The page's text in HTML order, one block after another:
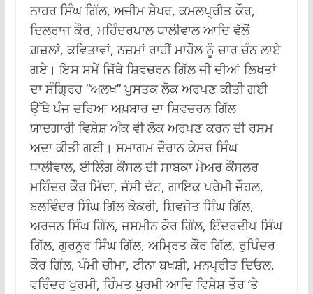
ਨਾਹਰ ਸਿੰਘ ਗਿੱਲ, ਅਜੀਮ ਸ਼ੇਖਰ, ਕਮਲਪ੍ਰੀਤ ਕੌਰ,
ਦਿਲਰਾਜ ਕੌਰ, ਮਹਿੰਦਰਪਾਲ ਧਾਲੀਵਾਲ ਆਦਿ ਵੱਲੋਂ
ਗ਼ਜ਼ਲਾਂ, ਕਵਿਤਾਵਾਂ, ਨਜ਼ਮਾਂ ਰਾਹੀਂ ਮਾਹੌਲ ਨੂੰ ਚਾਰ ਚੰਨ ਲਾਏ
ਗਏ। ਇਸ ਸਮੇਂ ਜਿੱਥੇ ਸ਼ਿਵਚਰਨ ਗਿੱਲ ਜੀ ਦੀਆਂ ਲਿਖਤਾਂ
ਦਾ ਸੰਗ੍ਰਿਹ “ਅਲਖ” ਪੁਸਤਕ ਲੋਕ ਅਰਪਣ ਕੀਤੀ ਗਈ
ਉੱਥੇ ਪੰਜ ਦਰਿਆ ਅਖ਼ਬਾਰ ਦਾ ਸ਼ਿਵਚਰਨ ਗਿੱਲ
ਯਾਦਗਾਰੀ ਵਿਸ਼ੇਸ਼ ਅੰਕ ਵੀ ਲੋਕ ਅਰਪਣ ਕਰਨ ਦੀ ਰਸਮ
ਅਦਾ ਕੀਤੀ ਗਈ। ਸਮਾਗਮ ਦੌਰਾਨ ਕੇਸਰ ਸਿੰਘ
ਧਾਲੀਵਾਲ, ਈਲਿੰਗ ਕੌਂਸਲ ਦੀ ਸਾਬਕਾ ਮੇਅਰ ਕੌਂਸਲਰ
ਮਹਿੰਦਰ ਕੌਰ ਮਿੱਢਾ, ਜੱਸੀ ਢੱਟ, ਗਾਇਕ ਪਰੇਮੀ ਜੌਹਲ,
ਬਲਵਿੰਦਰ ਸਿੰਘ ਗਿੱਲ ਕੋਕਰੀ, ਸ਼ਿਵਜੋਤ ਸਿੰਘ ਗਿੱਲ,
ਅਰਜਨ ਸਿੰਘ ਗਿੱਲ, ਜਸਮੀਨ ਕੌਰ ਗਿੱਲ, ਇੰਦਰਦੀਪ ਸਿੰਘ
ਗਿੱਲ, ਗੁਰਨੂਰ ਸਿੰਘ ਗਿੱਲ, ਅਮ੍ਰਿਤ ਕੌਰ ਗਿੱਲ, ਰੁਪਿੰਦਰ
ਕੌਰ ਗਿੱਲ, ਪੰਮੀ ਚੀਮਾ, ਟੀਨਾ ਬਖਸ਼ੀ, ਮਨਪ੍ਰੀਤ ਦਿਓਲ,
ਵਰਿੰਦਰ ਖੁਰਮੀ, ਹਿੰਮਤ ਖੁਰਮੀ ਆਦਿ ਵਿਸ਼ੇਸ਼ ਤੌਰ ‘ਤੇ